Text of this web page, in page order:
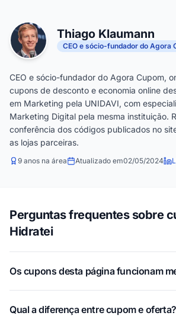
Thiago Klaumann
CEO e sócio-fundador do Agora
CEO e sócio-fundador do Agora Cupom,
cupons de desconto e economia online
em Marketing pela UNIDAVI, com
Marketing Digital pela mesma instituição.
conferência dos códigos publicados no
as lojas parceiras.
9 anos na área Atualizado em02/05/2024
Perguntas frequentes sobre
Hidratei
Os cupons desta página funcionam
Qual a diferença entre cupom e oferta?